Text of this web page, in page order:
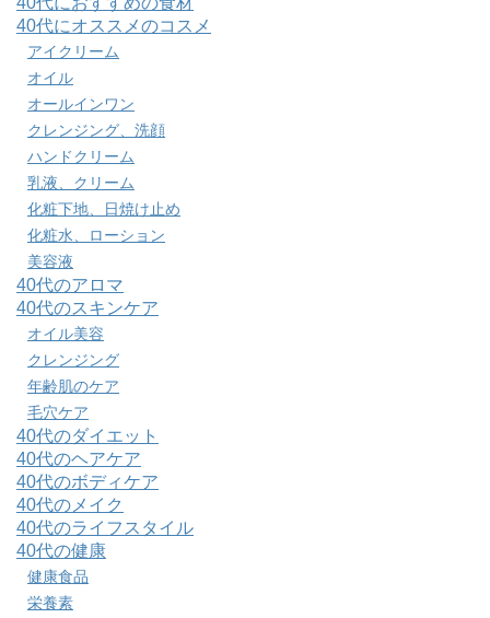
40代にオススメのコスメ
アイクリーム
オイル
オールインワン
クレンジング、洗顔
ハンドクリーム
乳液、クリーム
化粧下地、日焼け止め
化粧水、ローション
美容液
40代のアロマ
40代のスキンケア
オイル美容
クレンジング
年齢肌のケア
毛穴ケア
40代のダイエット
40代のヘアケア
40代のボディケア
40代のメイク
40代のライフスタイル
40代の健康
健康食品
栄養素